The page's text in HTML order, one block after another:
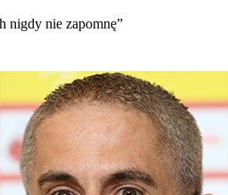
nigdy nie zapomnę”